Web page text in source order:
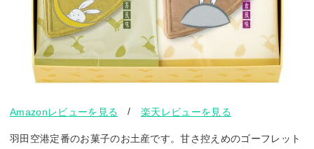
Amazonレビューを見る /楽天レビューを見る
羽田空港定番のお菓子のお土産です。甘さ控えめのゴーフレット